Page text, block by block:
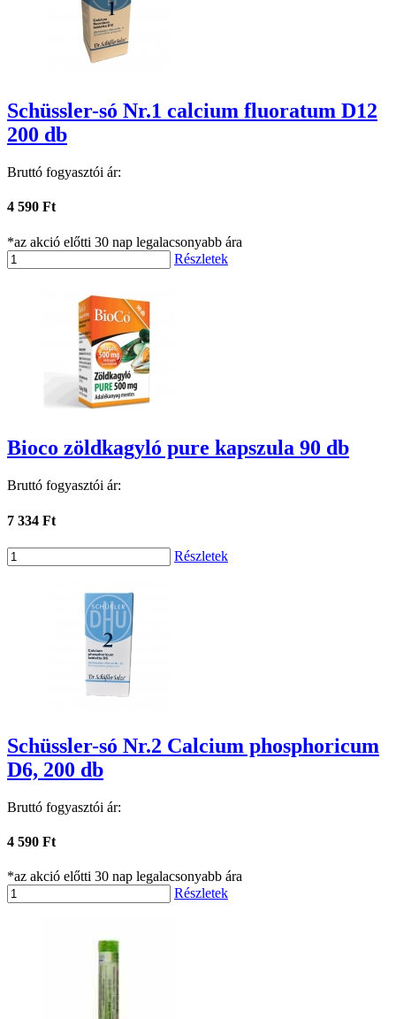
Schüssler-só Nr.1 calcium fluoratum D12
200 db
Bruttó fogyasztói ár:
4 590 Ft
*az akció előtti 30 nap legalacsonyabb ára
Részletek
Bioco zöldkagyló pure kapszula 90 db
Bruttó fogyasztói ár:
7 334 Ft
Részletek
Schüssler-só Nr.2 Calcium phosphoricum
D6, 200 db
Bruttó fogyasztói ár:
4 590 Ft
*az akció előtti 30 nap legalacsonyabb ára
Részletek